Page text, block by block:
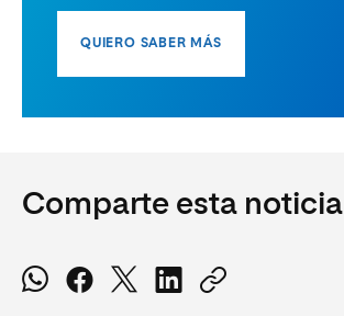
QUIERO SABER MÁS
Comparte esta noticia